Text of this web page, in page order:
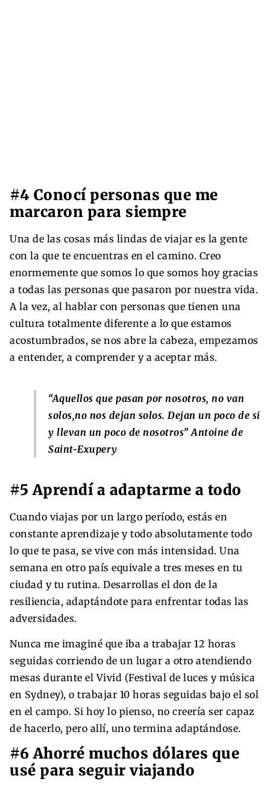
#4 Conocí personas que me
marcaron para siempre
Una de las cosas más lindas de viajar es la gente
con la que te encuentras en el camino. Creo
enormemente que somos lo que somos hoy gracias
a todas las personas que pasaron por nuestra vida.
A la vez, al hablar con personas que tienen una
cultura totalmente diferente a lo que estamos
acostumbrados, se nos abre la cabeza, empezamos
a entender, a comprender y a aceptar más.
“Aquellos que pasan por nosotros, no van
solos,no nos dejan solos. Dejan un poco de si
y llevan un poco de nosotros” Antoine de
Saint-Exupery
#5 Aprendí a adaptarme a todo
Cuando viajas por un largo período, estás en
constante aprendizaje y todo absolutamente todo
lo que te pasa, se vive con más intensidad. Una
semana en otro país equivale a tres meses en tu
ciudad y tu rutina. Desarrollas el don de la
resiliencia, adaptándote para enfrentar todas las
adversidades.
Nunca me imaginé que iba a trabajar 12 horas
seguidas corriendo de un lugar a otro atendiendo
mesas durante el Vivid (Festival de luces y música
en Sydney), o trabajar 10 horas seguidas bajo el sol
en el campo. Si hoy lo pienso, no creería ser capaz
de hacerlo, pero allí, uno termina adaptándose.
#6 Ahorré muchos dólares que
usé para seguir viajando